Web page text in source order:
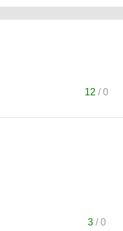
12 /0
3/0